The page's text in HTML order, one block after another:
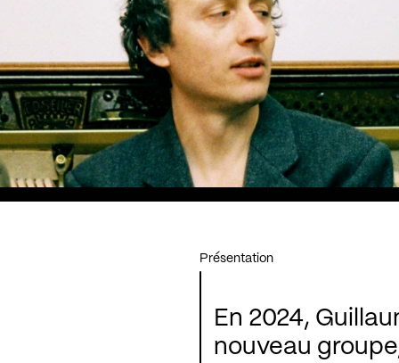
Présentation
En 2024,
nouveau